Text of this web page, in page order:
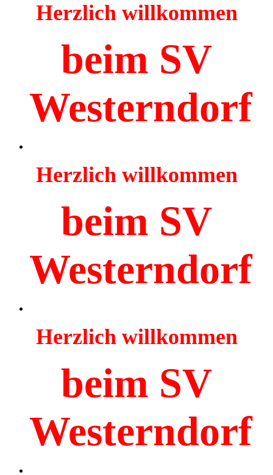
Herzlich willkommen
beim SV
Westerndorf
Herzlich willkommen
beim SV
Westerndorf
Herzlich willkommen
beim SV
Westerndorf